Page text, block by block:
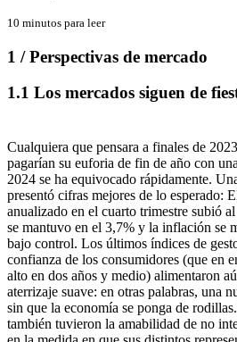
10 minutos para leer
1 / Perspectivas de mercado
1.1 Los mercados siguen de
Cualquiera que pensara a finales de
pagarían su euforia de fin de año con
2024 se ha equivocado rápidamente.
presentó cifras mejores de lo esperado:
anualizado en el cuarto trimestre subió
se mantuvo en el 3,7% y la inflación se
bajo control. Los últimos índices de
confianza de los consumidores (que en
alto en dos años y medio) alimentaron
aterrizaje suave: en otras palabras, una
sin que la economía se ponga de
también tuvieron la amabilidad de no